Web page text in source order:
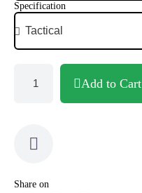
Specification
Add to Cart
Share on